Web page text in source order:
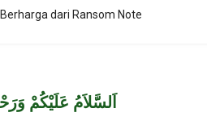
dari Ransom Note
اَلسَّلاَمُ عَلَيْكُمْ